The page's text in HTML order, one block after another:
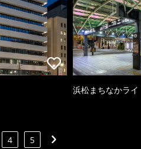
浜松まちなかライ
4 5